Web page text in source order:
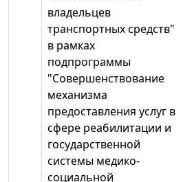
владельцев
транспортных средств"
в рамках
подпрограммы
"Совершенствование
механизма
предоставления услуг в
сфере реабилитации и
государственной
системы медико-
социальной